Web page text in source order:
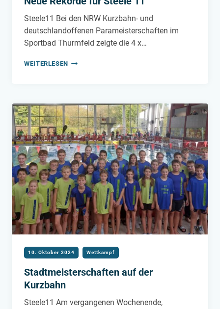
Steele11 Bei den NRW Kurzbahn- und
deutschlandoffenen Parameisterschaften im
Sportbad Thurmfeld zeigte die 4 x…
WEITERLESEN NEUE
Stadtmeisterschaften auf der
Kurzbahn
10. Oktober 2024 Wettkampf
Steele11 Am vergangenen Wochenende,